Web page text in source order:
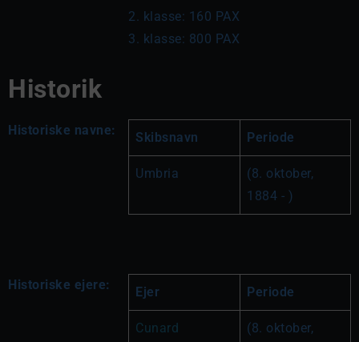
2. klasse: 160 PAX
3. klasse: 800 PAX
Historik
Historiske navne: Skibsnavn Periode
Umbria
(8. oktober,
1884 - )
Historiske ejere: Ejer Periode
Cunard
(8. oktober,